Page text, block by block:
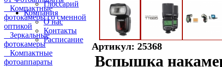
Глоссарий
Компания
О нас
Контакты
Расписание
Компактные
фотокамеры со сменной
оптикой
Зеркальные
фотокамеры
Компактные
фотоаппараты
Артикул: 25368
Вспышка